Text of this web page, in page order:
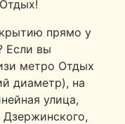
прямо у
Если вы
метро Отдых
диаметр), на
улица,